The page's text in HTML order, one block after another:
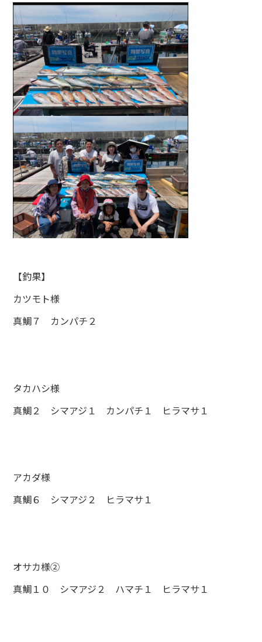
【釣果】
カツモト様
真鯛７ カンパチ２
タカハシ様
真鯛２ シマアジ１ カンパチ１ ヒラマサ１
アカダ様
真鯛６ シマアジ２ ヒラマサ１
オサカ様②
真鯛１０ シマアジ２ ハマチ１ ヒラマサ１